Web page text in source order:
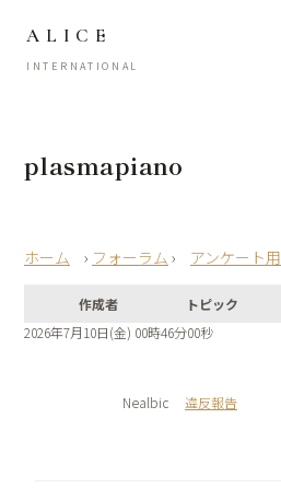
ALICE
INTERNATIONAL
plasmapiano
› フォーラム › アンケート用
作成者
トピック
2026年7月10日(金) 00時46分00秒
Nealbic 違反報告